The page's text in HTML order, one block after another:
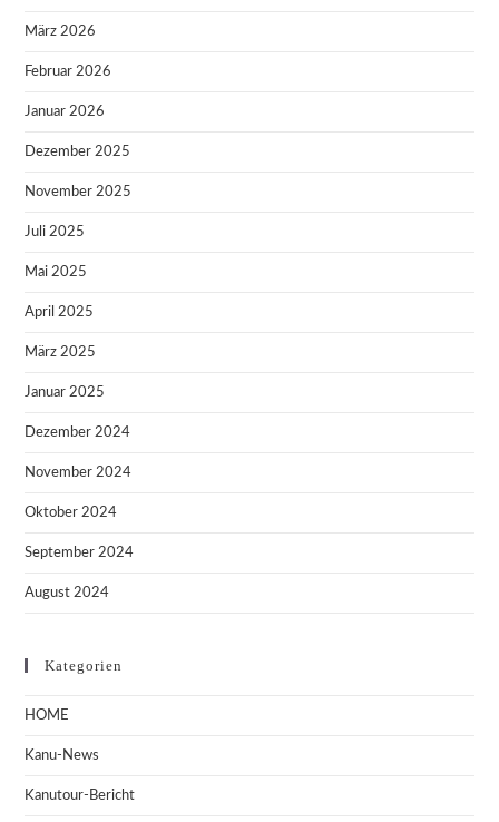
März 2026
Februar 2026
Januar 2026
Dezember 2025
November 2025
Juli 2025
Mai 2025
April 2025
März 2025
Januar 2025
Dezember 2024
November 2024
Oktober 2024
September 2024
August 2024
Kategorien
HOME
Kanu-News
Kanutour-Bericht